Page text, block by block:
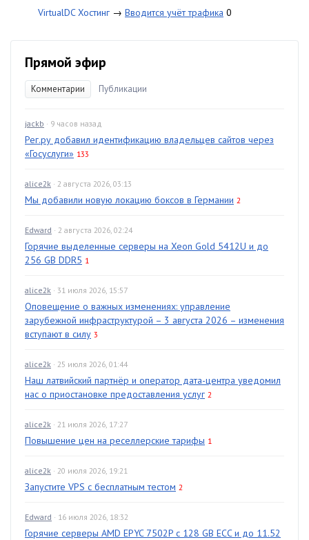
VirtualDC Хостинг → Вводится учёт трафика 0
Прямой эфир
Комментарии Публикации
jackb · 9 часов назад
Рег.ру добавил идентификацию владельцев сайтов через
«Госуслуги» 133
alice2k · 2 августа 2026, 03:13
Мы добавили новую локацию боксов в Германии 2
Edward · 2 августа 2026, 02:24
Горячие выделенные серверы на Xeon Gold 5412U и до
256 GB DDR5 1
alice2k · 31 июля 2026, 15:57
Оповещение о важных изменениях: управление
зарубежной инфраструктурой – 3 августа 2026 – изменения
вступают в силу 3
alice2k · 25 июля 2026, 01:44
Наш латвийский партнёр и оператор дата-центра уведомил
нас о приостановке предоставления услуг 2
alice2k · 21 июля 2026, 17:27
Повышение цен на реселлерские тарифы 1
alice2k · 20 июля 2026, 19:21
Запустите VPS с бесплатным тестом 2
Edward · 16 июля 2026, 18:32
Горячие серверы AMD EPYC 7502P с 128 GB ECC и до 11.52